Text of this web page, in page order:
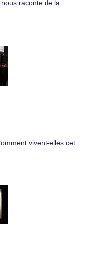
raconte de la
vivent-elles cet